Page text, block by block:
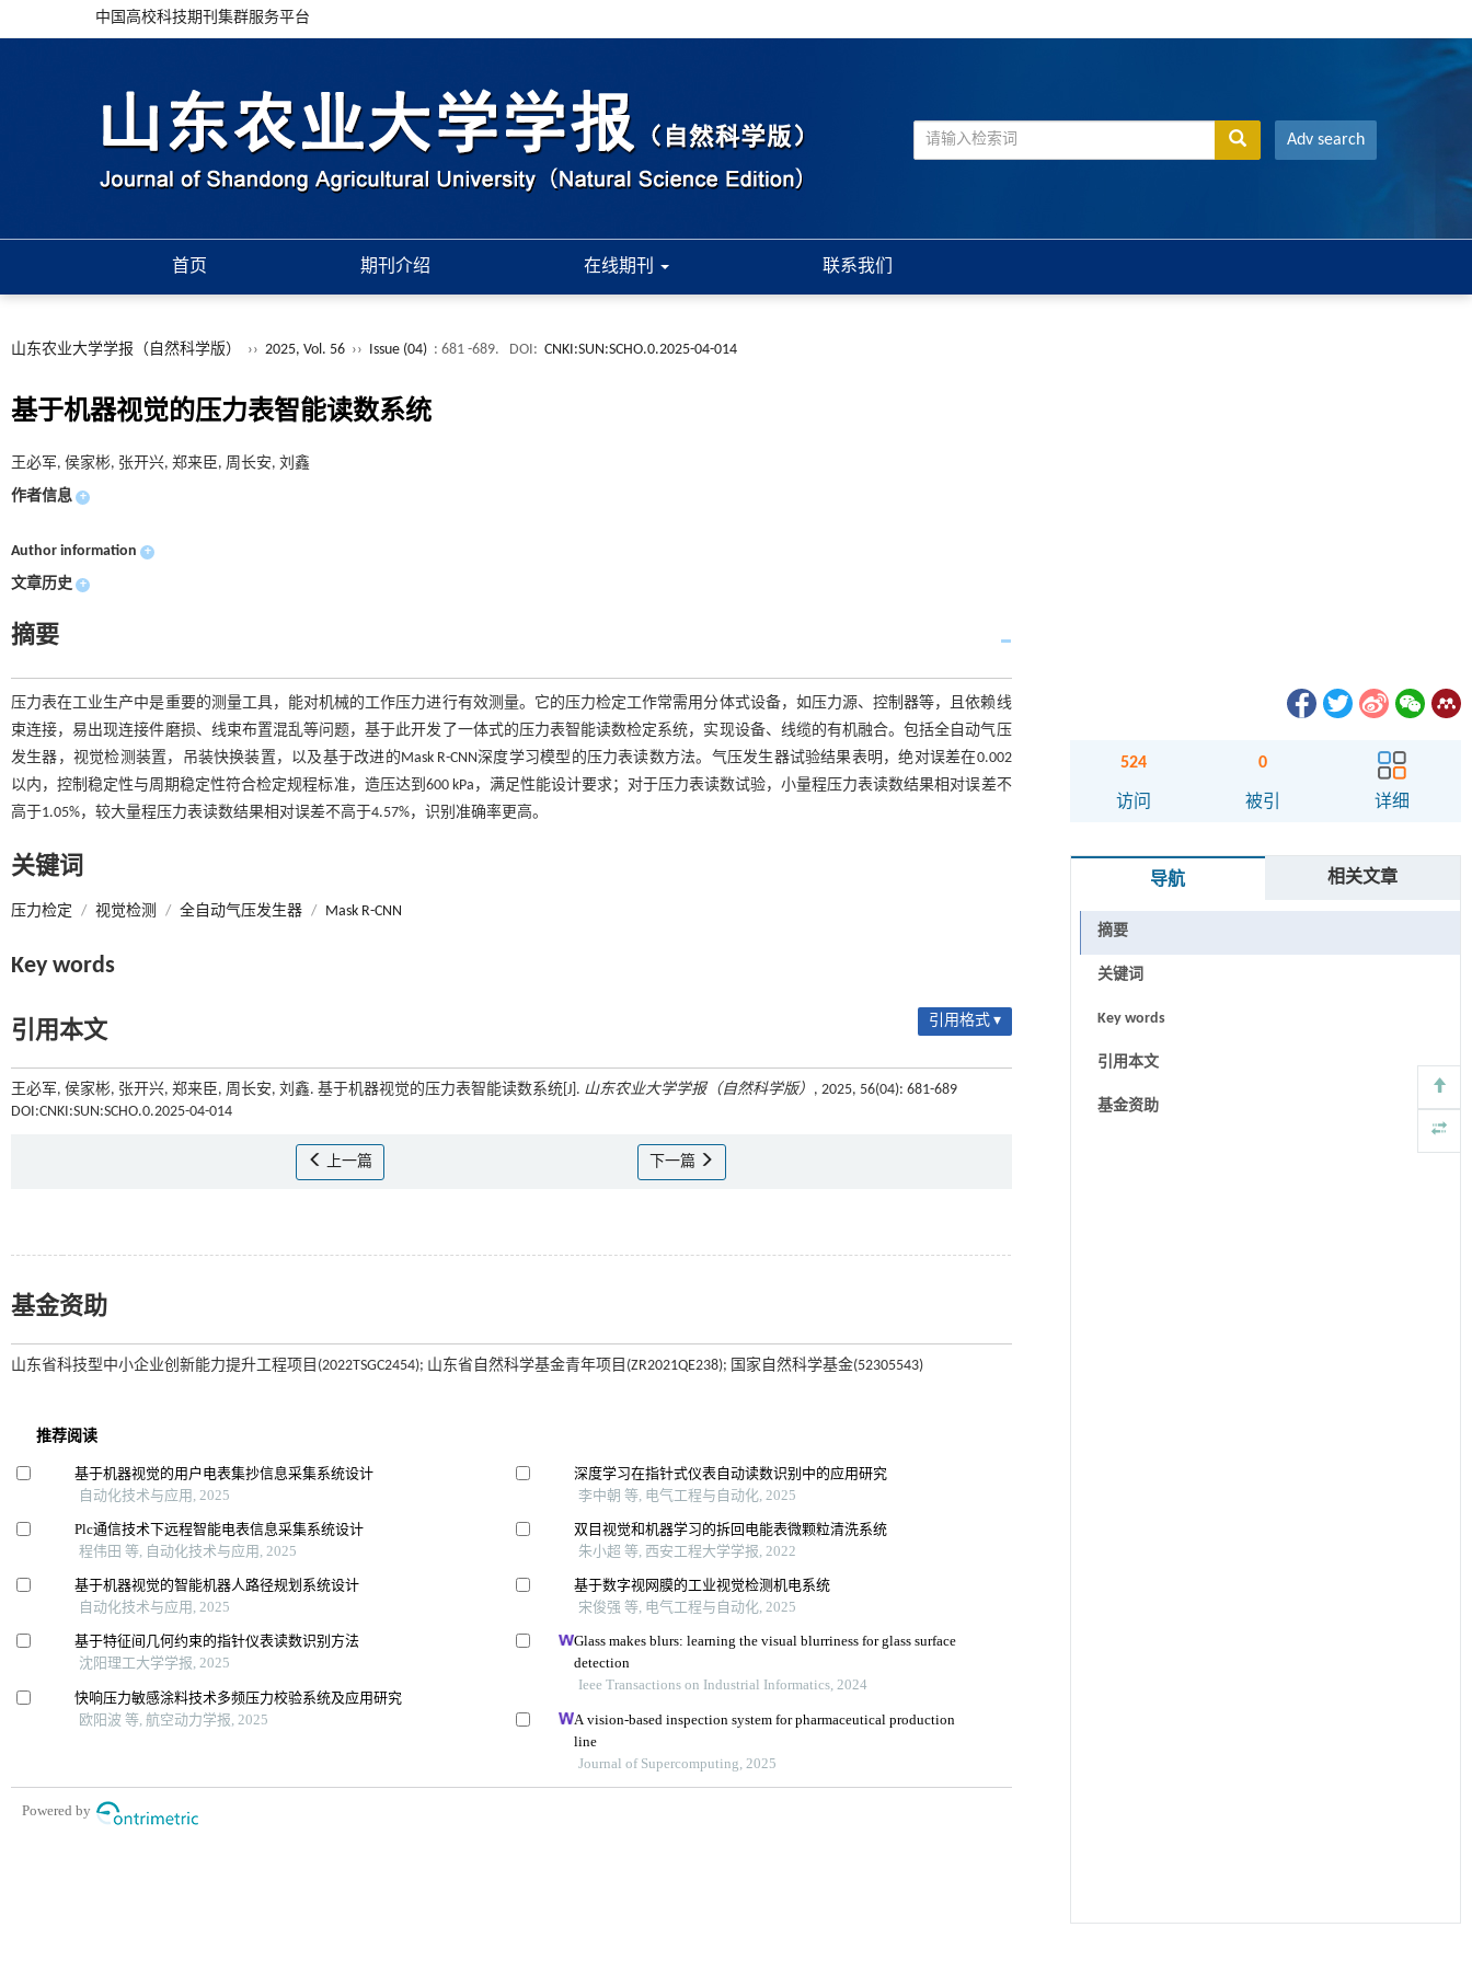
中国高校科技期刊集群服务平台
Adv search
首页 期刊介绍 在线期刊 联系我们
山东农业大学学报（自然科学版） ›› 2025, Vol. 56 ›› Issue (04) : 681 -689. DOI: CNKI:SUN:SCHO.0.2025-04-014
基于机器视觉的压力表智能读数系统
王必军, 侯家彬, 张开兴, 郑来臣, 周长安, 刘鑫
作者信息 +
Author information +
文章历史 +
摘要
压力表在工业生产中是重要的测量工具，能对机械的工作压力进行有效测量。它的压力检定工作常需用分体式设备，如压力源、控制器等，且依赖线
束连接，易出现连接件磨损、线束布置混乱等问题，基于此开发了一体式的压力表智能读数检定系统，实现设备、线缆的有机融合。包括全自动气压
发生器，视觉检测装置，吊装快换装置，以及基于改进的Mask R-CNN深度学习模型的压力表读数方法。气压发生器试验结果表明，绝对误差在0.002
以内，控制稳定性与周期稳定性符合检定规程标准，造压达到600 kPa，满足性能设计要求；对于压力表读数试验，小量程压力表读数结果相对误差不
高于1.05%，较大量程压力表读数结果相对误差不高于4.57%，识别准确率更高。
关键词
压力检定 / 视觉检测 / 全自动气压发生器 / Mask R-CNN
Key words
引用本文 引用格式 ▾
王必军, 侯家彬, 张开兴, 郑来臣, 周长安, 刘鑫. 基于机器视觉的压力表智能读数系统[J]. 山东农业大学学报（自然科学版） , 2025, 56(04): 681-689
DOI:CNKI:SUN:SCHO.0.2025-04-014
上一篇 下一篇
基金资助
山东省科技型中小企业创新能力提升工程项目(2022TSGC2454); 山东省自然科学基金青年项目(ZR2021QE238); 国家自然科学基金(52305543)
524
访问
0
被引 详细
导航 相关文章
摘要
关键词
Key words
引用本文
基金资助